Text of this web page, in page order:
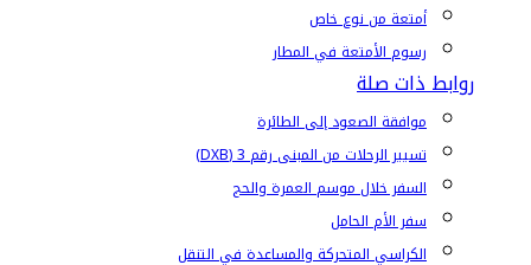
أمتعة من نوع خاص
رسوم الأمتعة في المطار
روابط ذات صلة
موافقة الصعود إلى الطائرة
تسيير الرحلات من المبنى رقم 3 (DXB)
السفر خلال موسم العمرة والحج
سفر الأم الحامل
الكراسي المتحركة والمساعدة في التنقل